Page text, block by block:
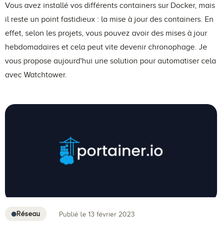
Vous avez installé vos différents containers sur Docker, mais
il reste un point fastidieux : la mise à jour des containers. En
effet, selon les projets, vous pouvez avoir des mises à jour
hebdomadaires et cela peut vite devenir chronophage. Je
vous propose aujourd'hui une solution pour automatiser cela
avec Watchtower.
Réseau Publié le 13 février 2023